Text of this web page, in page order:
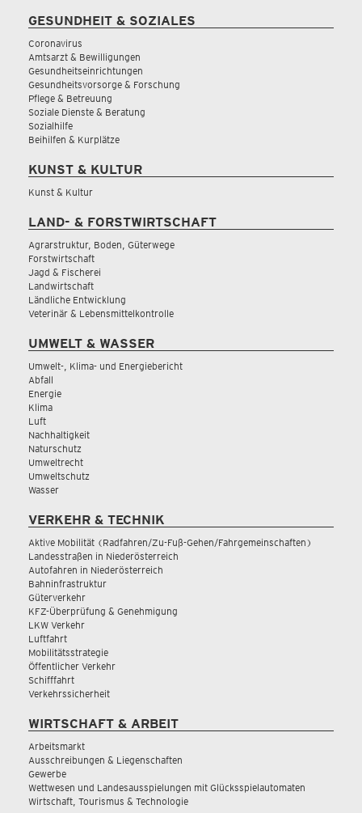
GESUNDHEIT & SOZIALES
Coronavirus
Amtsarzt & Bewilligungen
Gesundheitseinrichtungen
Gesundheitsvorsorge & Forschung
Pflege & Betreuung
Soziale Dienste & Beratung
Sozialhilfe
Beihilfen & Kurplätze
KUNST & KULTUR
Kunst & Kultur
LAND- & FORSTWIRTSCHAFT
Agrarstruktur, Boden, Güterwege
Forstwirtschaft
Jagd & Fischerei
Landwirtschaft
Ländliche Entwicklung
Veterinär & Lebensmittelkontrolle
UMWELT & WASSER
Umwelt-, Klima- und Energiebericht
Abfall
Energie
Klima
Luft
Nachhaltigkeit
Naturschutz
Umweltrecht
Umweltschutz
Wasser
VERKEHR & TECHNIK
Aktive Mobilität (Radfahren/Zu-Fuß-Gehen/Fahrgemeinschaften)
Landesstraßen in Niederösterreich
Autofahren in Niederösterreich
Bahninfrastruktur
Güterverkehr
KFZ-Überprüfung & Genehmigung
LKW Verkehr
Luftfahrt
Mobilitätsstrategie
Öffentlicher Verkehr
Schifffahrt
Verkehrssicherheit
WIRTSCHAFT & ARBEIT
Arbeitsmarkt
Ausschreibungen & Liegenschaften
Gewerbe
Wettwesen und Landesausspielungen mit Glücksspielautomaten
Wirtschaft, Tourismus & Technologie